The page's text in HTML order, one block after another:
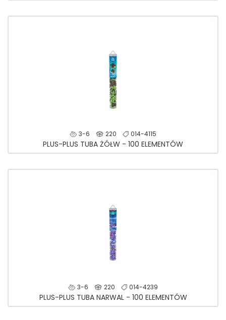
3-6 220 014-4115
PLUS-PLUS TUBA ŻÓŁW - 100 ELEMENTÓW
3-6 220 014-4239
PLUS-PLUS TUBA NARWAL - 100 ELEMENTÓW